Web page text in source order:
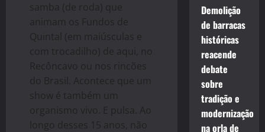
samba (de roda) que
animam os Fundos de
Quintal (em maiúsculas e
com trocadilho) de aqui, no
Recôncavo ou nos rincões
do Brasil. Acontece que um
show é também um
organismo vivo. E pulsa. Ao
longo desses 15 anos, não
Demolição
de barracas
históricas
reacende
debate
sobre
tradição e
modernização
na orla de